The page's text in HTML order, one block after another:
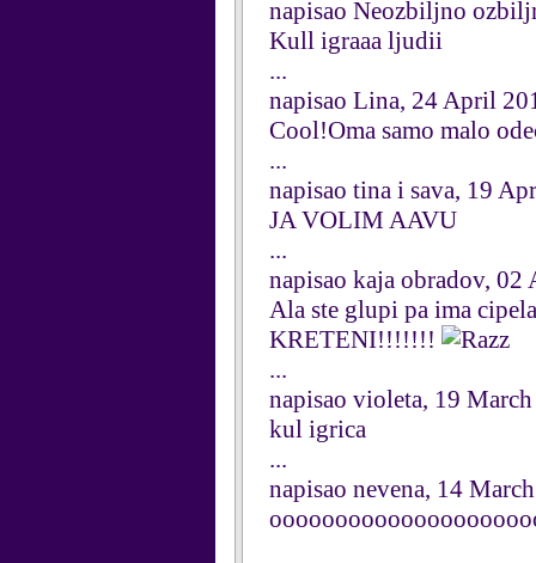
napisao Neozbiljno
Kull igraaa ljudii
...
napisao Lina, 24 April
Cool!Oma samo malo
...
napisao tina i sava, 19
JA VOLIM AAVU
...
napisao kaja obradov,
Ala ste glupi pa ima
KRETENI!!!!!!!
...
napisao violeta, 19
kul igrica
...
napisao nevena, 14